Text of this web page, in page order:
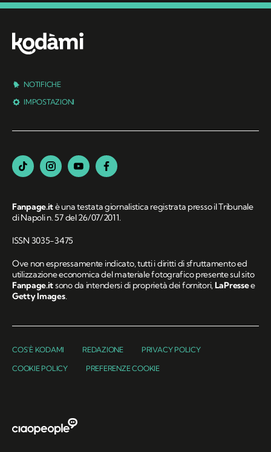
NOTIFICHE
IMPOSTAZIONI
Fanpage.itè una testata giornalistica registrata presso il Tribunale
di Napoli n. 57 del 26/07/2011.
ISSN 3035-3475
Ove non espressamente indicato, tutti i diritti di sfruttamento ed
utilizzazione economica del materiale fotografico presente sul sito
Fanpage.itsono da intendersi di proprietà dei fornitori,LaPressee
Getty Images.
COS'È KODAMI REDAZIONE PRIVACY POLICY
COOKIE POLICY PREFERENZE COOKIE